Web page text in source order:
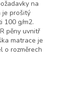
na
je prošitý
100 g/m2.
pěny uvnitř
matrace je
o rozměrech